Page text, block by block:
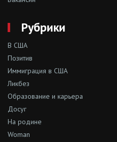
Рубрики
В США
Позитив
Иммиграция в США
Ликбез
Образование и карьера
Досуг
На родине
Woman